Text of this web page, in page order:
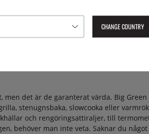
men det är de garanterat värda. Big
stenugnsbaka, slowcooka eller
och rengöringsattiraljer, till
behöver man inte veta. Saknar du
CHANGE COUNTRY